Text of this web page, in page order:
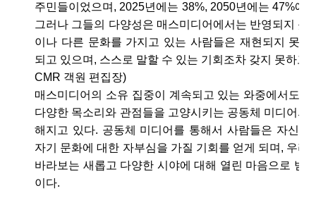
주민들이었으며, 2025년에는 38%, 2050년에는 47%에
그러나 그들의 다양성은 매스미디어에서는 반영되지 못
이나 다른 문화를 가지고 있는 사람들은 재현되지 못하
되고 있으며, 스스로 말할 수 있는 기회조차 갖지 못하고
CMR 객원 편집장)
매스미디어의 소유 집중이 계속되고 있는 와중에서도
다양한 목소리와 관점들을 고양시키는 공동체 미디어의
해지고 있다. 공동체 미디어를 통해서 사람들은 자신들
자기 문화에 대한 자부심을 가질 기회를 얻게 되며, 우리
바라보는 새롭고 다양한 시야에 대해 열린 마음으로 받
이다.